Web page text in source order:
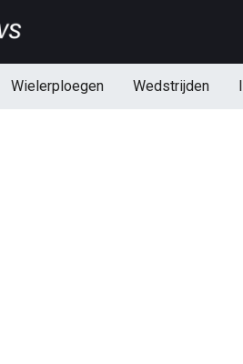
Wielerploegen Wedstrijden